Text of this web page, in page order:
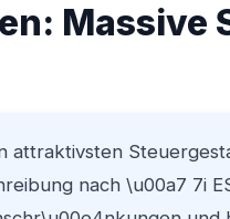
attraktivsten
nach \u00a7 7i